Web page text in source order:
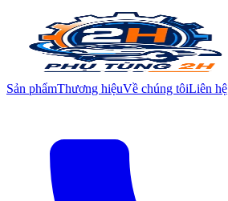
Sản phẩmThương hiệuVề chúng tôiLiên hệ